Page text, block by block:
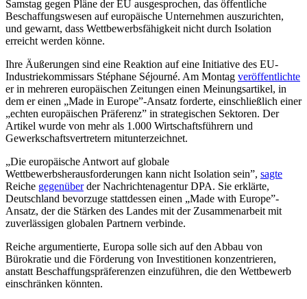
Samstag gegen Pläne der EU ausgesprochen, das öffentliche
Beschaffungswesen auf europäische Unternehmen auszurichten,
und gewarnt, dass Wettbewerbsfähigkeit nicht durch Isolation
erreicht werden könne.
Ihre Äußerungen sind eine Reaktion auf eine Initiative des EU-
Industriekommissars Stéphane Séjourné. Am Montag veröffentlichte
er in mehreren europäischen Zeitungen einen Meinungsartikel, in
dem er einen „Made in Europe”-Ansatz forderte, einschließlich einer
„echten europäischen Präferenz” in strategischen Sektoren. Der
Artikel wurde von mehr als 1.000 Wirtschaftsführern und
Gewerkschaftsvertretern mitunterzeichnet.
„Die europäische Antwort auf globale
Wettbewerbsherausforderungen kann nicht Isolation sein”, sagte
Reiche gegenüberder Nachrichtenagentur DPA. Sie erklärte,
Deutschland bevorzuge stattdessen einen „Made with Europe”-
Ansatz, der die Stärken des Landes mit der Zusammenarbeit mit
zuverlässigen globalen Partnern verbinde.
Reiche argumentierte, Europa solle sich auf den Abbau von
Bürokratie und die Förderung von Investitionen konzentrieren,
anstatt Beschaffungspräferenzen einzuführen, die den Wettbewerb
einschränken könnten.